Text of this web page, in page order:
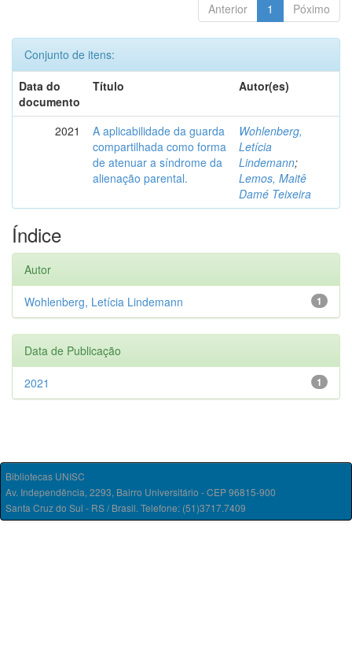
Anterior 1 Póximo
Conjunto de itens:
Data do
documento
Título Autor(es)
2021
A aplicabilidade da guarda
compartilhada como forma
de atenuar a síndrome da
alienação parental.
Wohlenberg,
Letícia
Lindemann;
Lemos, Maitê
Damé Teixeira
Índice
Autor
1
Wohlenberg, Letícia Lindemann
Data de Publicação
1
2021
Bibliotecas UNISC
Av. Independência, 2293, Bairro Universitário - CEP 96815-900
Santa Cruz do Sul - RS / Brasil. Telefone: (51)3717.7409